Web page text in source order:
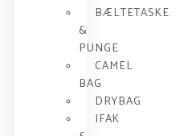
BÆLTETASKE
&
PUNGE
CAMEL
BAG
DRYBAG
IFAK